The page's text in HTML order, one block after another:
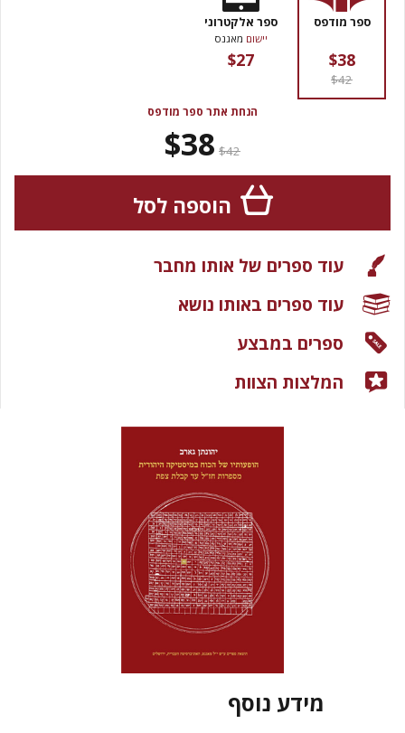
מידע נוסף
ספר מודפס
$38
$42
ספר אלקטרוני
יישום מאגנס
$27
הנחת אתר ספר מודפס
$42
$38
הוספה לסל
עוד ספרים של אותו מחבר
עוד ספרים באותו נושא
ספרים במבצע
המלצות הצוות